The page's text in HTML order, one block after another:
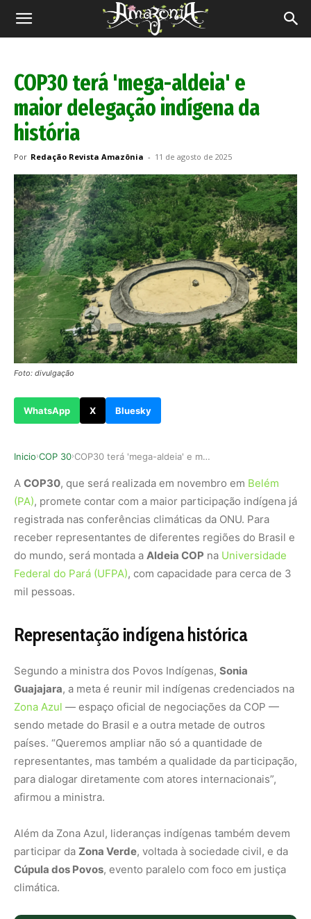
Revista
COP30 terá 'mega-aldeia' e
maior delegação indígena da
história
Por Redação Revista Amazônia - 11 de agosto de 2025
Foto: divulgação
WhatsApp X Bluesky
Inicio›COP 30› COP30 terá 'mega-aldeia' e maior delegação indí…
A COP30, que será realizada em novembro em Belém
(PA), promete contar com a maior participação indígena já
registrada nas conferências climáticas da ONU. Para
receber representantes de diferentes regiões do Brasil e
do mundo, será montada a Aldeia COP na Universidade
Federal do Pará (UFPA), com capacidade para cerca de 3
mil pessoas.
Representação indígena histórica
Segundo a ministra dos Povos Indígenas, Sonia
Guajajara, a meta é reunir mil indígenas credenciados na
Zona Azul — espaço oficial de negociações da COP —
sendo metade do Brasil e a outra metade de outros
países. “Queremos ampliar não só a quantidade de
representantes, mas também a qualidade da participação,
para dialogar diretamente com atores internacionais”,
afirmou a ministra.
Além da Zona Azul, lideranças indígenas também devem
participar da Zona Verde, voltada à sociedade civil, e da
Cúpula dos Povos, evento paralelo com foco em justiça
climática.